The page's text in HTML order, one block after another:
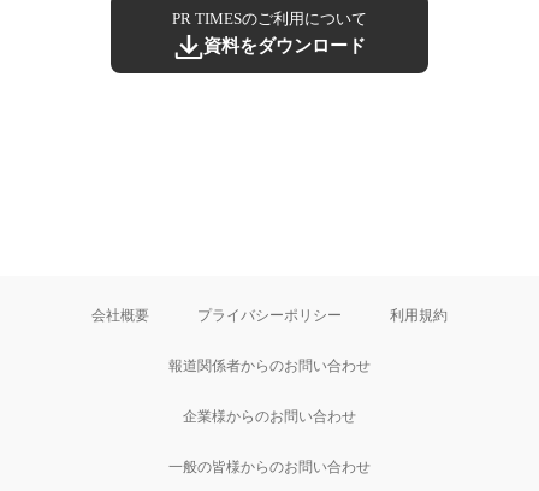
PR TIMESのご利用について
資料をダウンロード
会社概要 プライバシーポリシー 利用規約
報道関係者からのお問い合わせ
企業様からのお問い合わせ
一般の皆様からのお問い合わせ